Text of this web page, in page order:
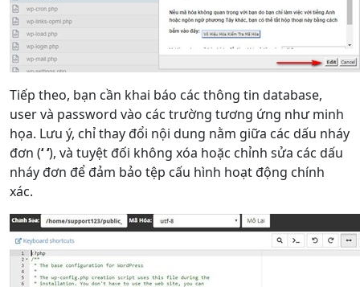
Tiếp theo, bạn cần khai báo các thông tin database,
user và password vào các trường tương ứng như minh
họa. Lưu ý, chỉ thay đổi nội dung nằm giữa các dấu nháy
đơn (‘ ‘), và tuyệt đối không xóa hoặc chỉnh sửa các dấu
nháy đơn để đảm bảo tệp cấu hình hoạt động chính
xác.